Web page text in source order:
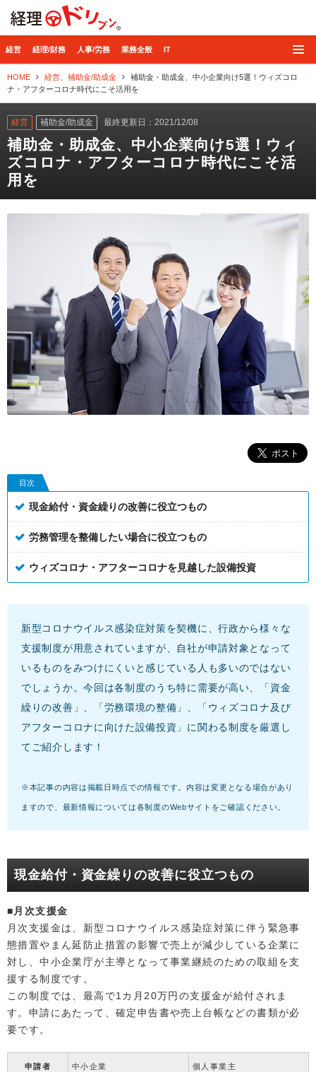
経営 経理/財務 人事/労務 業務全般 IT
HOME 経営 補助金/助成金
補助金・助成金、中小企業向け5選！ウィズコロ
ナ・アフターコロナ時代にこそ活用を
経営 補助金/助成金 最終更新日：2021/12/08
補助金・助成金、中小企業向け5選！ウィ
ズコロナ・アフターコロナ時代にこそ活
用を
目次
現金給付・資金繰りの改善に役立つもの
労務管理を整備したい場合に役立つもの
ウィズコロナ・アフターコロナを見越した設備投資
新型コロナウイルス感染症対策を契機に、行政から様々な
支援制度が用意されていますが、自社が申請対象となって
いるものをみつけにくいと感じている人も多いのではない
でしょうか。今回は各制度のうち特に需要が高い、「資金
繰りの改善」、「労務環境の整備」、「ウィズコロナ及び
アフターコロナに向けた設備投資」に関わる制度を厳選し
てご紹介します！
※本記事の内容は掲載日時点での情報です。内容は変更となる場合があり
ますので、最新情報については各制度のWebサイトをご確認ください。
現金給付・資金繰りの改善に役立つもの
■月次支援金
月次支援金は、新型コロナウイルス感染症対策に伴う緊急事
態措置やまん延防止措置の影響で売上が減少している企業に
対し、中小企業庁が主導となって事業継続のための取組を支
援する制度です。
この制度では、最高で1カ月20万円の支援金が給付されま
す。申請にあたって、確定申告書や売上台帳などの書類が必
要です。
申請者 中小企業 個人事業主